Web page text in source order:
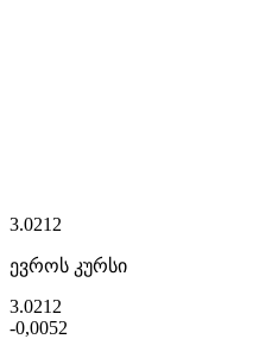
3.0212
ევროს კურსი
3.0212
-0,0052